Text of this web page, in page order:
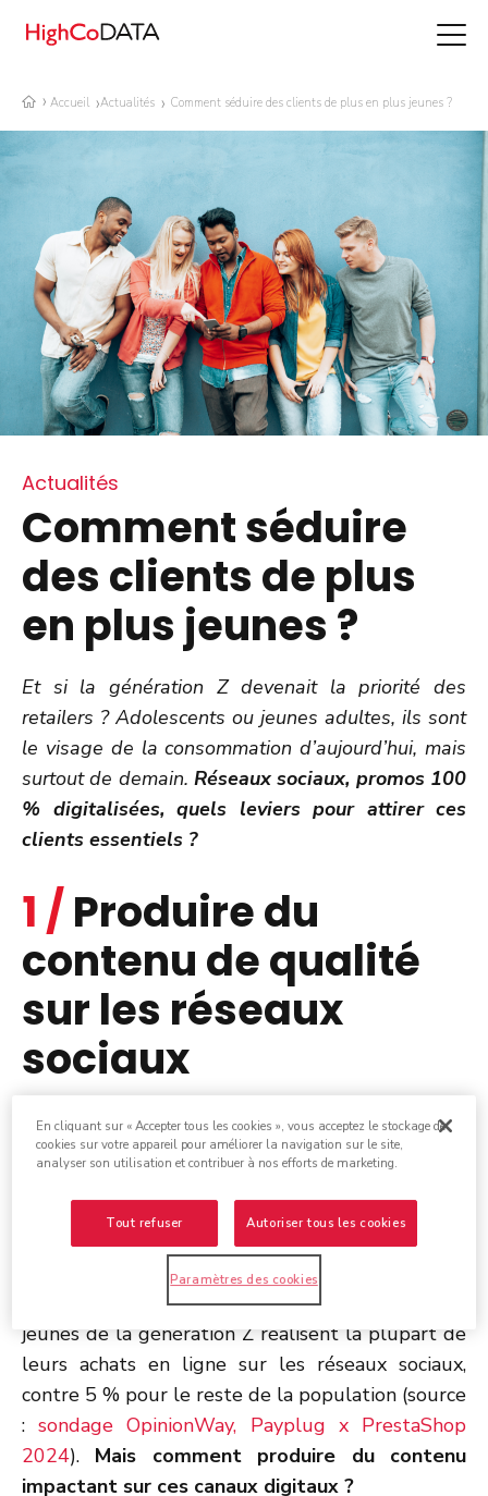
Accueil Actualités Comment séduire des clients de plus en plus jeunes ?
Actualités
Comment séduire
des clients de plus
en plus jeunes ?
Et si la génération Z devenait la priorité des
retailers ? Adolescents ou jeunes adultes, ils sont
le visage de la consommation d’aujourd’hui, mais
surtout de demain. Réseaux sociaux, promos 100
% digitalisées, quels leviers pour attirer ces
clients essentiels ?
1 / Produire du
contenu de qualité
sur les réseaux
sociaux
Communiquer sur les enseignes et leurs
promotions sur les réseaux sociaux devient
surtout les plus jeunes ! Pour preuve : 72 % des
utilisateurs sur TikTok ont moins de 24 ans
(source : BDM). De plus, c’est une véritable
opportunité de conversion puisque 13 % des
jeunes de la génération Z réalisent la plupart de
leurs achats en ligne sur les réseaux sociaux,
contre 5 % pour le reste de la population (source
:sondage OpinionWay, Payplug x PrestaShop
2024). Mais comment produire du contenu
impactant sur ces canaux digitaux ?
En cliquant sur « Accepter tous les cookies », vous acceptez le stockage de
cookies sur votre appareil pour améliorer la navigation sur le site,
analyser son utilisation et contribuer à nos efforts de marketing.
Tout refuser Autoriser tous les cookies
Paramètres des cookies